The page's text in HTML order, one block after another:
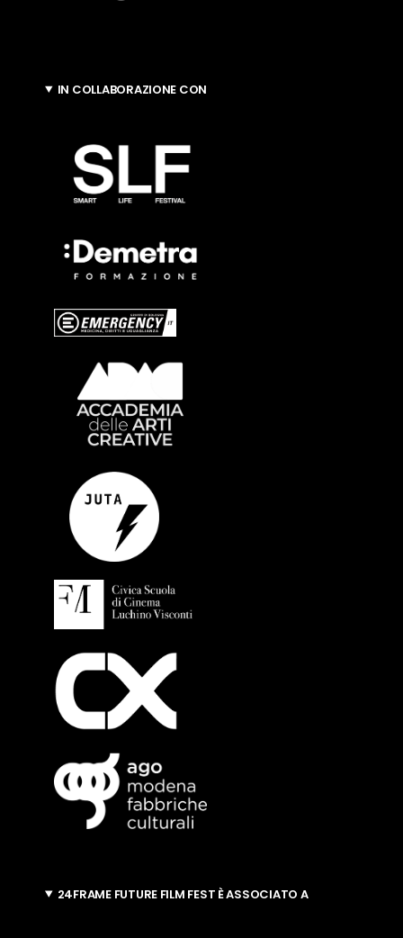
IN COLLABORAZIONE CON
24FRAME FUTURE FILM FEST È ASSOCIATO A